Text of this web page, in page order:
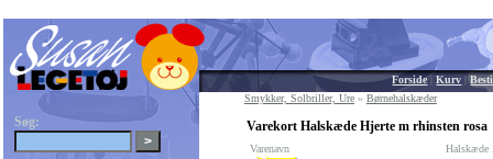
Forside|Kurv |
Søg:
Smykker, Solbriller, Ure » Børnehalskæder
Varekort Halskæde Hjerte m rhinsten rosa
Varenavn Halskæde